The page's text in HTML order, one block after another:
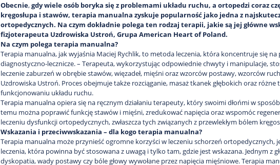
Obecnie,gdy wiele osób boryka się z problemami układu ruchu, a ortopedzi coraz
kręgosłupa i stawów, terapia manualna zyskuje popularność jako jedna z
ortopedycznych. Na czym dokładnie polega ten rodzaj terapii, jakie są jej główne
fizjoterapeuta Uzdrowiska Ustroń, Grupa American Heart of Poland.
Na czym polega terapia manualna?
Terapia manualna, jak wyjaśnia Maciej Rychlik, to metoda leczenia, która koncentruje się
diagnostyczno-lecznicze. – Terapeuta, wykorzystując odpowiednie chwyty i manipulacje,
leczenie zaburzeń w obrębie stawów, więzadeł, mięśni oraz wzorców postawy, wzorców
Uzdrowiska Ustroń. Proces obejmuje także rozciąganie, masaż tkanek głębokich oraz
funkcjonowaniu układu ruchu.
Terapia manualna opiera się na ręcznym działaniu terapeuty, który swoimi dłońmi w
temu można poprawić funkcję stawów i mięśni, zredukować napięcia oraz wspomóc
leczeniu dysfunkcji ortopedycznych, zwłaszcza tych związanych z przewlekłym bólem
Wskazania i przeciwwskazania – dla kogo terapia manualna?
Terapia manualna może przynieść ogromne korzyści w leczeniu schorzeń ortopedycznych,
leczenia, która powinna być stosowana z uwagą i tylko tam, gdzie jest wskazana. Jednym z
dyskopatia, wady postawy czy bóle głowy wywołane przez napięcia mięśniowe. Terapia